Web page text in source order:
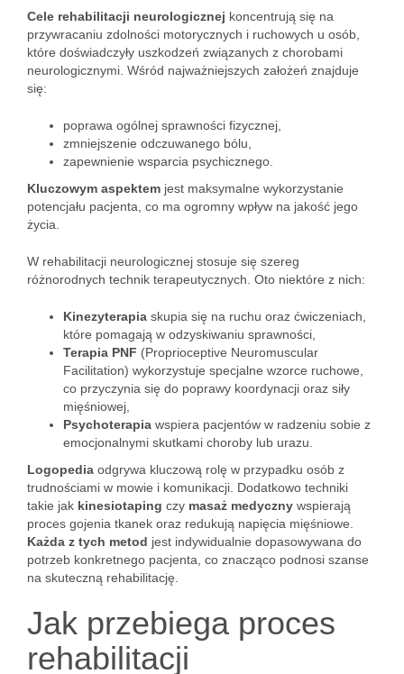
Cele rehabilitacji neurologicznej koncentrują się na
przywracaniu zdolności motorycznych i ruchowych u osób,
które doświadczyły uszkodzeń związanych z chorobami
neurologicznymi. Wśród najważniejszych założeń znajduje
się:
poprawa ogólnej sprawności fizycznej,
zmniejszenie odczuwanego bólu,
zapewnienie wsparcia psychicznego.
Kluczowym aspektem jest maksymalne wykorzystanie
potencjału pacjenta, co ma ogromny wpływ na jakość jego
życia.
W rehabilitacji neurologicznej stosuje się szereg
różnorodnych technik terapeutycznych. Oto niektóre z nich:
Kinezyterapia skupia się na ruchu oraz ćwiczeniach,
które pomagają w odzyskiwaniu sprawności,
Terapia PNF (Proprioceptive Neuromuscular
Facilitation) wykorzystuje specjalne wzorce ruchowe,
co przyczynia się do poprawy koordynacji oraz siły
mięśniowej,
Psychoterapia wspiera pacjentów w radzeniu sobie z
emocjonalnymi skutkami choroby lub urazu.
Logopedia odgrywa kluczową rolę w przypadku osób z
trudnościami w mowie i komunikacji. Dodatkowo techniki
takie jak kinesiotaping czy masaż medyczny wspierają
proces gojenia tkanek oraz redukują napięcia mięśniowe.
Każda z tych metod jest indywidualnie dopasowywana do
potrzeb konkretnego pacjenta, co znacząco podnosi szanse
na skuteczną rehabilitację.
Jak przebiega proces
rehabilitacji